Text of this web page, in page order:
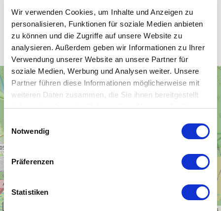
Wir verwenden Cookies, um Inhalte und Anzeigen zu
personalisieren, Funktionen für soziale Medien anbieten
zu können und die Zugriffe auf unsere Website zu
analysieren. Außerdem geben wir Informationen zu Ihrer
Verwendung unserer Website an unsere Partner für
soziale Medien, Werbung und Analysen weiter. Unsere
Partner führen diese Informationen möglicherweise mit
weiteren Daten zusammen, die Sie ihnen bereitgestellt
haben oder die sie im Rahmen Ihrer Nutzung der Dienste
Notwendig
Präferenzen
Statistiken
Unsere WLAN-Hotspots in Dessau
+
−